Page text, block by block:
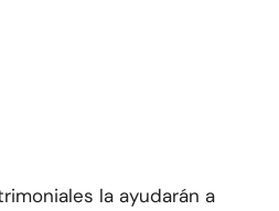
la ayudarán a